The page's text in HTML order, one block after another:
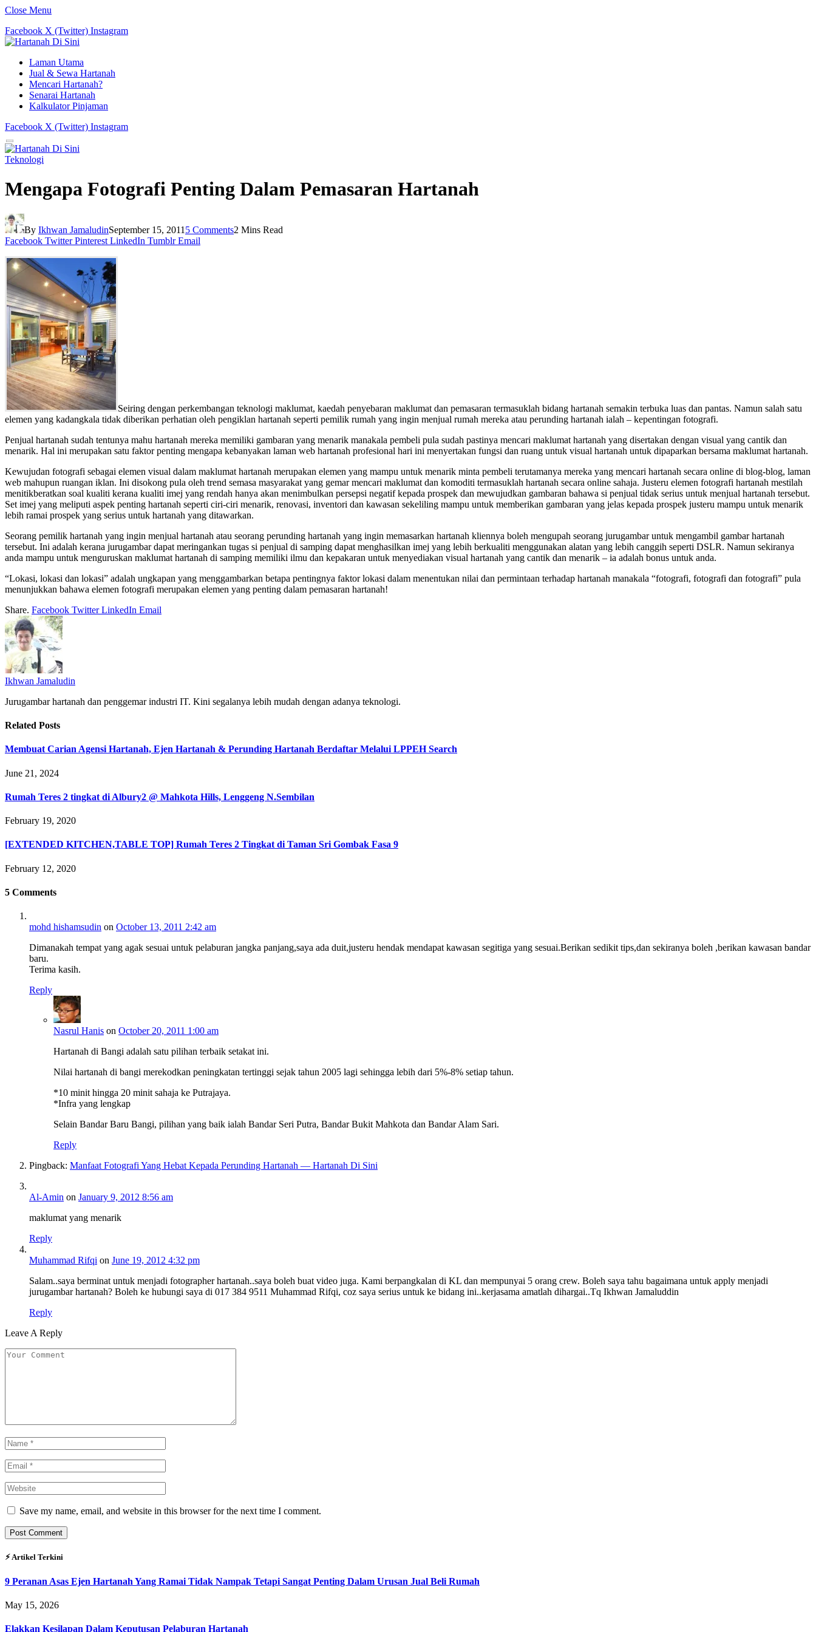
Close Menu
Facebook X (Twitter) Instagram
Laman Utama
Jual & Sewa Hartanah
Mencari Hartanah?
Senarai Hartanah
Kalkulator Pinjaman
Facebook X (Twitter) Instagram
Teknologi
Mengapa Fotografi Penting Dalam Pemasaran Hartanah
By Ikhwan JamaludinSeptember 15, 2011 5 Comments2 Mins Read
Facebook Twitter Pinterest LinkedIn Tumblr Email
Seiring dengan perkembangan teknologi maklumat, kaedah penyebaran maklumat dan pemasaran termasuklah bidang hartanah semakin terbuka luas dan pantas. Namun salah satu
elemen yang kadangkala tidak diberikan perhatian oleh pengiklan hartanah seperti pemilik rumah yang ingin menjual rumah mereka atau perunding hartanah ialah – kepentingan fotografi.
Penjual hartanah sudah tentunya mahu hartanah mereka memiliki gambaran yang menarik manakala pembeli pula sudah pastinya mencari maklumat hartanah yang disertakan dengan visual yang cantik dan
menarik. Hal ini merupakan satu faktor penting mengapa kebanyakan laman web hartanah profesional hari ini menyertakan fungsi dan ruang untuk visual hartanah untuk dipaparkan bersama maklumat hartanah.
Kewujudan fotografi sebagai elemen visual dalam maklumat hartanah merupakan elemen yang mampu untuk menarik minta pembeli terutamanya mereka yang mencari hartanah secara online di blog-blog, laman
web mahupun ruangan iklan. Ini disokong pula oleh trend semasa masyarakat yang gemar mencari maklumat dan komoditi termasuklah hartanah secara online sahaja. Justeru elemen fotografi hartanah mestilah
menitikberatkan soal kualiti kerana kualiti imej yang rendah hanya akan menimbulkan persepsi negatif kepada prospek dan mewujudkan gambaran bahawa si penjual tidak serius untuk menjual hartanah tersebut.
Set imej yang meliputi aspek penting hartanah seperti ciri-ciri menarik, renovasi, inventori dan kawasan sekeliling mampu untuk memberikan gambaran yang jelas kepada prospek justeru mampu untuk menarik
lebih ramai prospek yang serius untuk hartanah yang ditawarkan.
Seorang pemilik hartanah yang ingin menjual hartanah atau seorang perunding hartanah yang ingin memasarkan hartanah kliennya boleh mengupah seorang jurugambar untuk mengambil gambar hartanah
tersebut. Ini adalah kerana jurugambar dapat meringankan tugas si penjual di samping dapat menghasilkan imej yang lebih berkualiti menggunakan alatan yang lebih canggih seperti DSLR. Namun sekiranya
anda mampu untuk menguruskan maklumat hartanah di samping memiliki ilmu dan kepakaran untuk menyediakan visual hartanah yang cantik dan menarik – ia adalah bonus untuk anda.
“Lokasi, lokasi dan lokasi” adalah ungkapan yang menggambarkan betapa pentingnya faktor lokasi dalam menentukan nilai dan permintaan terhadap hartanah manakala “fotografi, fotografi dan fotografi” pula
menunjukkan bahawa elemen fotografi merupakan elemen yang penting dalam pemasaran hartanah!
Share. Facebook Twitter LinkedIn Email
Ikhwan Jamaludin
Jurugambar hartanah dan penggemar industri IT. Kini segalanya lebih mudah dengan adanya teknologi.
Related Posts
Membuat Carian Agensi Hartanah, Ejen Hartanah & Perunding Hartanah Berdaftar Melalui LPPEH Search
June 21, 2024
Rumah Teres 2 tingkat di Albury2 @ Mahkota Hills, Lenggeng N.Sembilan
February 19, 2020
[EXTENDED KITCHEN,TABLE TOP] Rumah Teres 2 Tingkat di Taman Sri Gombak Fasa 9
February 12, 2020
5 Comments
mohd hishamsudin on October 13, 2011 2:42 am
Dimanakah tempat yang agak sesuai untuk pelaburan jangka panjang,saya ada duit,justeru hendak mendapat kawasan segitiga yang sesuai.Berikan sedikit tips,dan sekiranya boleh ,berikan kawasan bandar
baru.
Terima kasih.
Reply
Nasrul Hanis on October 20, 2011 1:00 am
Hartanah di Bangi adalah satu pilihan terbaik setakat ini.
Nilai hartanah di bangi merekodkan peningkatan tertinggi sejak tahun 2005 lagi sehingga lebih dari 5%-8% setiap tahun.
*10 minit hingga 20 minit sahaja ke Putrajaya.
*Infra yang lengkap
Selain Bandar Baru Bangi, pilihan yang baik ialah Bandar Seri Putra, Bandar Bukit Mahkota dan Bandar Alam Sari.
Reply
Pingback: Manfaat Fotografi Yang Hebat Kepada Perunding Hartanah — Hartanah Di Sini
Al-Amin on January 9, 2012 8:56 am
maklumat yang menarik
Reply
Muhammad Rifqi on June 19, 2012 4:32 pm
Salam..saya berminat untuk menjadi fotographer hartanah..saya boleh buat video juga. Kami berpangkalan di KL dan mempunyai 5 orang crew. Boleh saya tahu bagaimana untuk apply menjadi
jurugambar hartanah? Boleh ke hubungi saya di 017 384 9511 Muhammad Rifqi, coz saya serius untuk ke bidang ini..kerjasama amatlah dihargai..Tq Ikhwan Jamaluddin
Reply
Leave A Reply
Save my name, email, and website in this browser for the next time I comment.
⚡︎ Artikel Terkini
9 Peranan Asas Ejen Hartanah Yang Ramai Tidak Nampak Tetapi Sangat Penting Dalam Urusan Jual Beli Rumah
May 15, 2026
Elakkan Kesilapan Dalam Keputusan Pelaburan Hartanah